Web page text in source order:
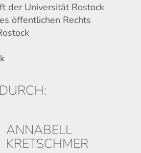
der Universität Rostock
öffentlichen Rechts
ANNABELL
KRETSCHMER